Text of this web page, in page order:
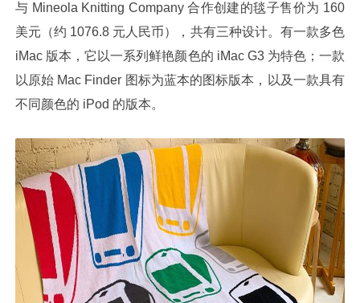
与 Mineola Knitting Company 合作创建的毯子售价为 160
美元（约 1076.8 元人民币），共有三种设计。有一款多色
iMac 版本，它以一系列鲜艳颜色的 iMac G3 为特色；一款
以原始 Mac Finder 图标为蓝本的图标版本，以及一款具有
不同颜色的 iPod 的版本。